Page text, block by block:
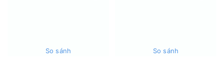
So sánh So sánh